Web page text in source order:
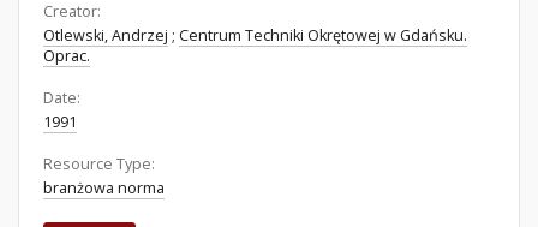
Creator:
Otlewski, Andrzej ; Centrum Techniki Okrętowej w Gdańsku.
Oprac.
Date:
1991
Resource Type:
branżowa norma